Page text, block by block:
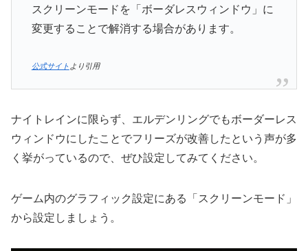
スクリーンモードを「ボーダレスウィンドウ」に
変更することで解消する場合があります。
公式サイト より引用
ナイトレインに限らず、エルデンリングでもボーダーレス
ウィンドウにしたことでフリーズが改善したという声が多
く挙がっているので、ぜひ設定してみてください。
ゲーム内のグラフィック設定にある「スクリーンモード」
から設定しましょう。